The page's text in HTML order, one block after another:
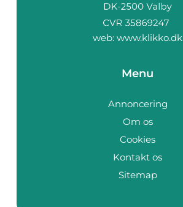
web: www.klikko.dk
Menu
Annoncering
Om os
Cookies
Kontakt os
Sitemap